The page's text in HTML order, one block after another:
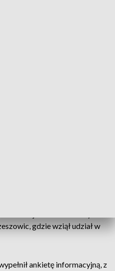
gdzie wziął udział w
ankietę informacyjną, z